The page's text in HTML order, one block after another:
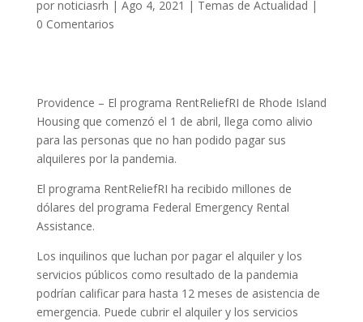
por noticiasrh | Ago 4, 2021 | Temas de Actualidad |
0 Comentarios
Providence – El programa RentReliefRI de Rhode Island
Housing que comenzó el 1 de abril, llega como alivio
para las personas que no han podido pagar sus
alquileres por la pandemia.
El programa RentReliefRI ha recibido millones de
dólares del programa Federal Emergency Rental
Assistance.
Los inquilinos que luchan por pagar el alquiler y los
servicios públicos como resultado de la pandemia
podrían calificar para hasta 12 meses de asistencia de
emergencia. Puede cubrir el alquiler y los servicios